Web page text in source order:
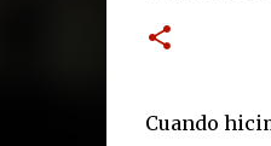
Cuando